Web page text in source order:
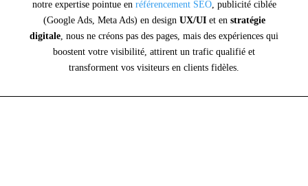
notre expertise pointue en référencement SEO, publicité ciblée
(Google Ads, Meta Ads) en design UX/UIet en stratégie
digitale, nous ne créons pas des pages, mais des expériences qui
boostent votre visibilité, attirent un trafic qualifié et
transforment vos visiteurs en clients fidèles.